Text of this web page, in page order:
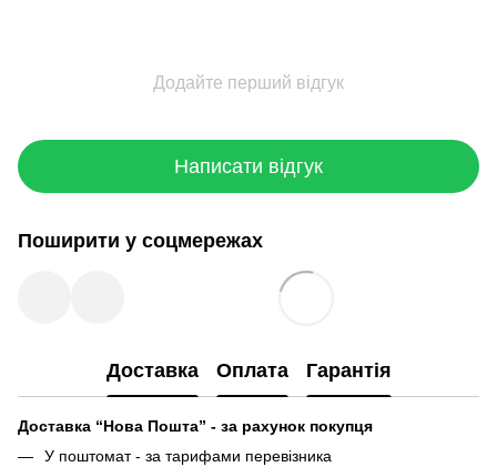
Додайте перший відгук
Написати відгук
Поширити у соцмережах
Доставка Оплата Гарантія
Доставка “Нова Пошта” - за рахунок покупця
У поштомат - за тарифами перевізника